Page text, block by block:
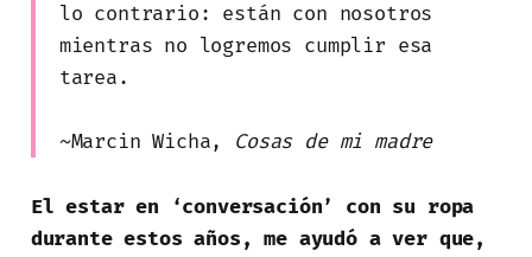
lo contrario: están con nosotros
mientras no logremos cumplir esa
tarea.
~Marcin Wicha, Cosas de mi madre
El estar en ‘conversación’ con su ropa
durante estos años, me ayudó a ver que,